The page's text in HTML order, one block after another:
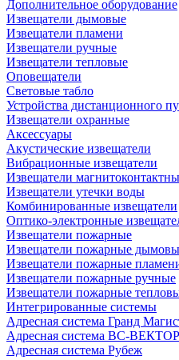
Дополнительное оборудование
Извещатели дымовые
Извещатели пламени
Извещатели ручные
Извещатели тепловые
Оповещатели
Световые табло
Устройства дистанционного
Извещатели охранные
Аксессуары
Акустические извещатели
Вибрационные извещатели
Извещатели
Извещатели утечки воды
Комбинированные извещатели
Оптико-электронные
Извещатели пожарные
Извещатели пожарные
Извещатели пожарные
Извещатели пожарные ручные
Извещатели пожарные
Интегрированные системы
Адресная система Гранд
Адресная система ВС-
Адресная система Рубеж